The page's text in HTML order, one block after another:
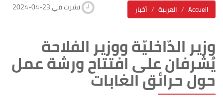
أخبار العربية Accueil 2024-04-23 نشرت في
وزير الدّاخليّة ووزير الفلاحة
يُشرفان على افتتاح ورشة عمل
حول حرائق الغابات